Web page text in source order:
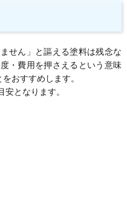
せん」と謳える塗料は残念な
・費用を押さえるという意味
おすすめします。
となります。